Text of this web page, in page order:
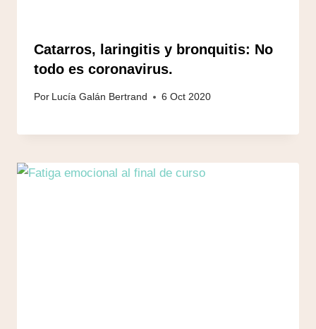
Catarros, laringitis y bronquitis: No
todo es coronavirus.
Por Lucía Galán Bertrand 6 Oct 2020